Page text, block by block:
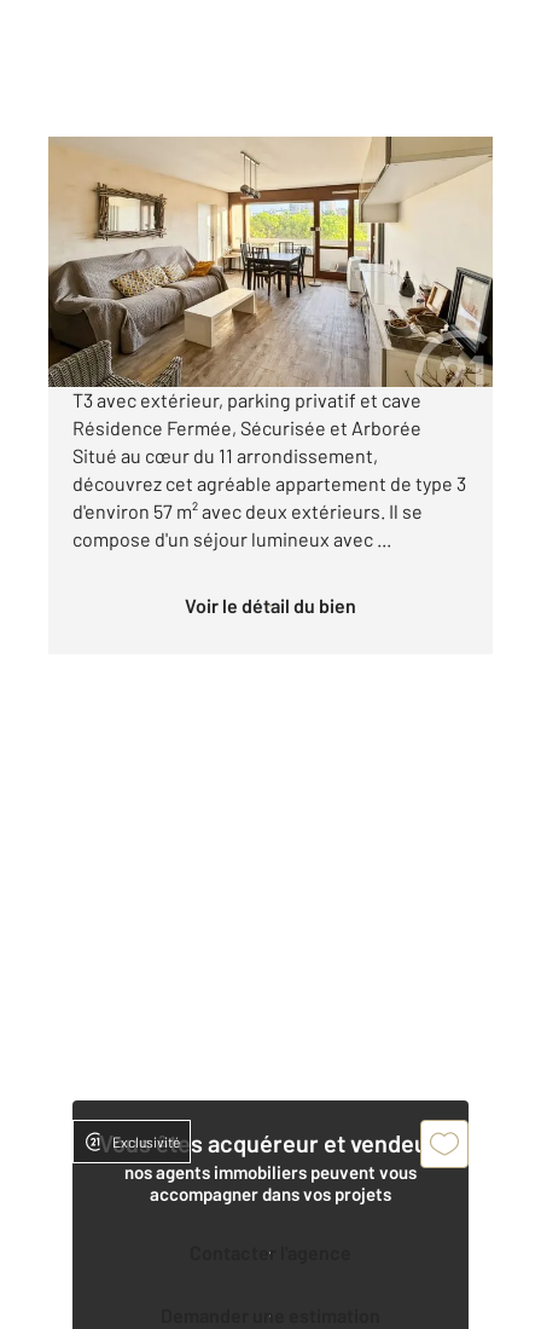
MARSEILLE 13011
56,62 m , 3 pièces
Ref : 726
Appartement T3 à vendre
179 000 €
Visiter le site dédié
T3 avec extérieur, parking privatif et cave
Résidence Fermée, Sécurisée et Arborée
Situé au cœur du 11 arrondissement,
découvrez cet agréable appartement de type 3
d'environ 57 m² avec deux extérieurs. Il se
compose d'un séjour lumineux avec ...
Voir le détail du bien
Vous êtes acquéreur et vendeur,
nos agents immobiliers peuvent vous
accompagner dans vos projets
Contacter l'agence
Demander une estimation
Exclusivité